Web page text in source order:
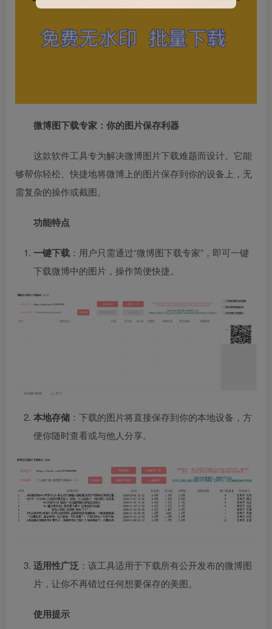
微博图下载专家：你的图片保存利器
这款软件工具专为解决微博图片下载难题而设计。它能
够帮你轻松、快捷地将微博上的图片保存到你的设备上，无
需复杂的操作或截图。
功能特点
一键下载 ：用户只需通过“微博图下载专家”，即可一键
下载微博中的图片，操作简便快捷。
本地存储 ：下载的图片将直接保存到你的本地设备，方
便你随时查看或与他人分享。
适用性广泛 ：该工具适用于下载所有公开发布的微博图
片，让你不再错过任何想要保存的美图。
使用提示